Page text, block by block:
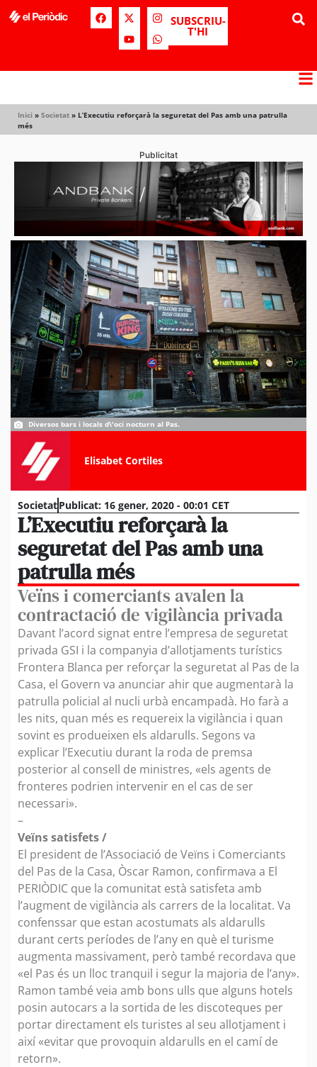
SUBSCRIU-
T'HI
Inici » Societat » L’Executiu reforçarà la seguretat del Pas amb una patrulla
més
Publicitat
Diversos bars i locals d\'oci nocturn al Pas.
Elisabet Cortiles
SocietatPublicat: 16 gener, 2020 - 00:01 CET
L’Executiu reforçarà la
seguretat del Pas amb una
patrulla més
Veïns i comerciants avalen la
contractació de vigilància privada
Davant l’acord signat entre l’empresa de seguretat
privada GSI i la companyia d’allotjaments turístics
Frontera Blanca per reforçar la seguretat al Pas de la
Casa, el Govern va anunciar ahir que augmentarà la
patrulla policial al nucli urbà encampadà. Ho farà a
les nits, quan més es requereix la vigilància i quan
sovint es produeixen els aldarulls. Segons va
explicar l’Executiu durant la roda de premsa
posterior al consell de ministres, «els agents de
fronteres podrien intervenir en el cas de ser
necessari».
–
Veïns satisfets /
El president de l’Associació de Veïns i Comerciants
del Pas de la Casa, Òscar Ramon, confirmava a El
PERIÒDIC que la comunitat està satisfeta amb
l’augment de vigilància als carrers de la localitat. Va
confenssar que estan acostumats als aldarulls
durant certs períodes de l’any en què el turisme
augmenta massivament, però també recordava que
«el Pas és un lloc tranquil i segur la majoria de l’any».
Ramon també veia amb bons ulls que alguns hotels
posin autocars a la sortida de les discoteques per
portar directament els turistes al seu allotjament i
així «evitar que provoquin aldarulls en el camí de
retorn».